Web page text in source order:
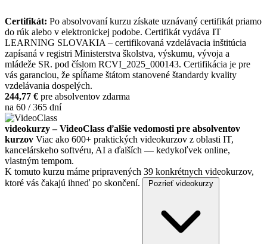
Certifikát: Po absolvovaní kurzu získate uznávaný certifikát priamo
do rúk alebo v elektronickej podobe. Certifikát vydáva IT
LEARNING SLOVAKIA – certifikovaná vzdelávacia inštitúcia
zapísaná v registri Ministerstva školstva, výskumu, vývoja a
mládeže SR. pod číslom RCVI_2025_000143. Certifikácia je pre
vás garanciou, že spĺňame štátom stanovené štandardy kvality
vzdelávania dospelých.
244,77 € pre absolventov zdarma
na 60 / 365 dní
videokurzy – VideoClass ďalšie vedomosti pre absolventov
kurzov Viac ako 600+ praktických videokurzov z oblasti IT,
kancelárskeho softvéru, AI a ďalších — kedykoľvek online,
vlastným tempom.
K tomuto kurzu máme pripravených 39 konkrétnych videokurzov,
ktoré vás čakajú ihneď po skončení.
Pozrieť videokurzy